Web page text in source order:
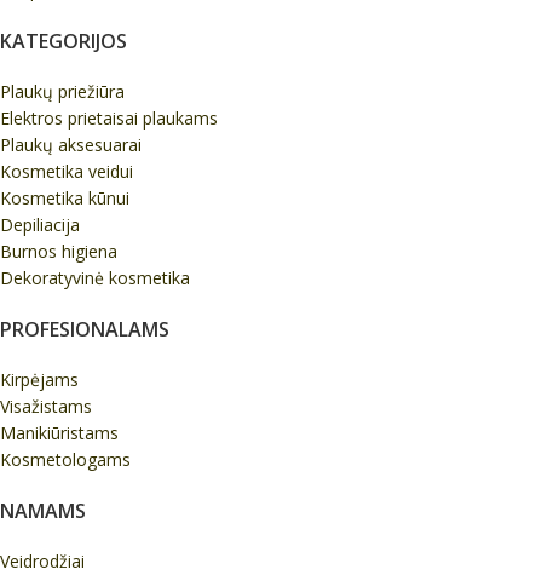
KATEGORIJOS
Plaukų priežiūra
Elektros prietaisai plaukams
Plaukų aksesuarai
Kosmetika veidui
Kosmetika kūnui
Depiliacija
Burnos higiena
Dekoratyvinė kosmetika
PROFESIONALAMS
Kirpėjams
Visažistams
Manikiūristams
Kosmetologams
NAMAMS
Veidrodžiai